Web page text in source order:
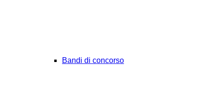
Bandi di concorso